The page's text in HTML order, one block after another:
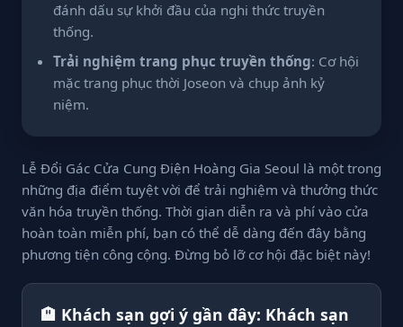
đánh dấu sự khởi đầu của nghi thức truyền
thống.
Trải nghiệm trang phục truyền thống: Cơ hội
mặc trang phục thời Joseon và chụp ảnh kỷ
niệm.
Lễ Đổi Gác Cửa Cung Điện Hoàng Gia Seoul là một trong
những địa điểm tuyệt vời để trải nghiệm và thưởng thức
văn hóa truyền thống. Thời gian diễn ra và phí vào cửa
hoàn toàn miễn phí, bạn có thể dễ dàng đến đây bằng
phương tiện công cộng. Đừng bỏ lỡ cơ hội đặc biệt này!
🏨 Khách sạn gợi ý gần đây: Khách sạn